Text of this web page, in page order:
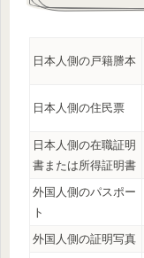
日本人側の戸籍謄本
日本人側の住民票
日本人側の在職証明
書または所得証明書
外国人側のパスポー
ト
外国人側の証明写真